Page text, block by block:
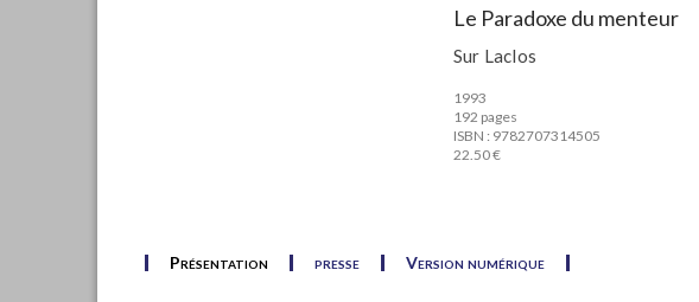
Le Paradoxe du menteur
Sur Laclos
1993
192 pages
ISBN : 9782707314505
22.50 €
Présentation presse Version numérique